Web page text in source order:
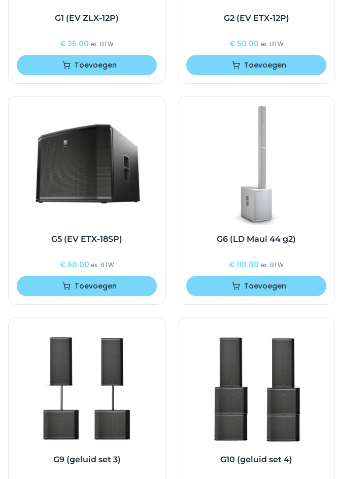
G1 (EV ZLX-12P)
€ 35.00 ex. BTW
Toevoegen
G2 (EV ETX-12P)
€ 50.00 ex. BTW
Toevoegen
G5 (EV ETX-18SP)
€ 60.00 ex. BTW
Toevoegen
G6 (LD Maui 44 g2)
€110.00 ex. BTW
Toevoegen
G9 (geluid set 3) G10 (geluid set 4)